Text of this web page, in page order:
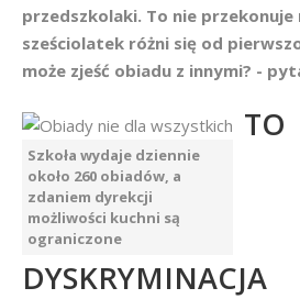
przedszkolaki. To nie przekonuje
sześciolatek różni się od
może zjeść obiadu z innymi? -
Szkoła wydaje dziennie
około 260 obiadów, a
zdaniem dyrekcji
możliwości kuchni są
ograniczone
TO
DYSKRYMINACJA